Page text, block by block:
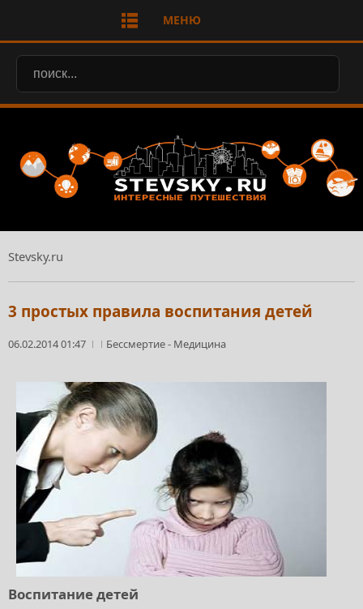
МЕНЮ
Stevsky.ru
3 простых правила воспитания детей
06.02.2014 01:47 Бессмертие- Медицина
Воспитание детей